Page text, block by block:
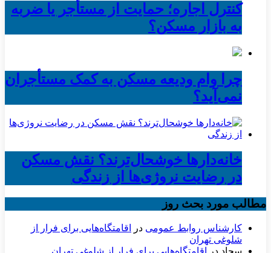
کنترل اجاره؛ حمایت از مستأجر یا ضربه
به بازار مسکن؟
چرا وام ودیعه مسکن به کمک مستأجران
نمی‌آید؟
خانه‌دارها خوشحال‌ترند؟ نقش مسکن
در رضایت نروژی‌ها از زندگی
مطالب مورد بحث روز
کارشناس روابط عمومی در
اقامتگاه‌هایی برای فرار از
شلوغی تهران
سجاد در
اقامتگاه‌هایی برای فرار از شلوغی تهران